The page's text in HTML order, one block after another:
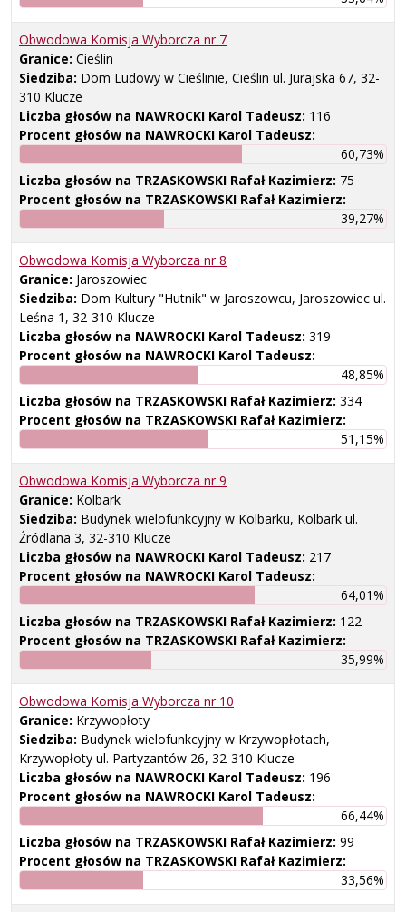
Obwodowa Komisja Wyborcza nr 7
Granice: Cieślin
Siedziba: Dom Ludowy w Cieślinie, Cieślin ul. Jurajska 67, 32-
310 Klucze
Liczba głosów na NAWROCKI Karol Tadeusz: 116
Procent głosów na NAWROCKI Karol Tadeusz:
60,73%
Liczba głosów na TRZASKOWSKI Rafał Kazimierz: 75
Procent głosów na TRZASKOWSKI Rafał Kazimierz:
39,27%
Obwodowa Komisja Wyborcza nr8
Granice: Jaroszowiec
Siedziba: Dom Kultury "Hutnik" w Jaroszowcu, Jaroszowiec ul.
Leśna 1, 32-310 Klucze
Liczba głosów na NAWROCKI Karol Tadeusz: 319
Procent głosów na NAWROCKI Karol Tadeusz:
48,85%
Liczba głosów na TRZASKOWSKI Rafał Kazimierz: 334
Procent głosów na TRZASKOWSKI Rafał Kazimierz:
51,15%
Obwodowa Komisja Wyborcza nr 9
Granice: Kolbark
Siedziba: Budynek wielofunkcyjny w Kolbarku, Kolbark ul.
Źródlana 3, 32-310 Klucze
Liczba głosów na NAWROCKI Karol Tadeusz: 217
Procent głosów na NAWROCKI Karol Tadeusz:
64,01%
Liczba głosów na TRZASKOWSKI Rafał Kazimierz: 122
Procent głosów na TRZASKOWSKI Rafał Kazimierz:
35,99%
Obwodowa Komisja Wyborcza nr 10
Granice: Krzywopłoty
Siedziba: Budynek wielofunkcyjny w Krzywopłotach,
Krzywopłoty ul. Partyzantów 26, 32-310 Klucze
Liczba głosów na NAWROCKI Karol Tadeusz: 196
Procent głosów na NAWROCKI Karol Tadeusz:
66,44%
Liczba głosów na TRZASKOWSKI Rafał Kazimierz: 99
Procent głosów na TRZASKOWSKI Rafał Kazimierz:
33,56%